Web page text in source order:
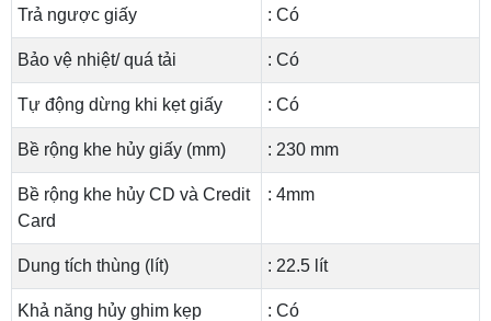
Trả ngược giấy : Có
Bảo vệ nhiệt/ quá tải : Có
Tự động dừng khi kẹt giấy : Có
Bề rộng khe hủy giấy (mm) : 230 mm
Bề rộng khe hủy CD và Credit
Card
: 4mm
Dung tích thùng (lít) : 22.5 lít
Khả năng hủy ghim kẹp
: Có